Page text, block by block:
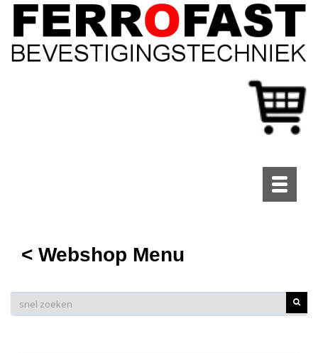
Toggle
< Webshop Menu